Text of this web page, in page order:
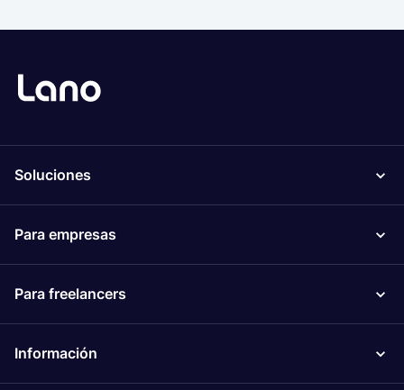
Soluciones
Para empresas
Para freelancers
Información